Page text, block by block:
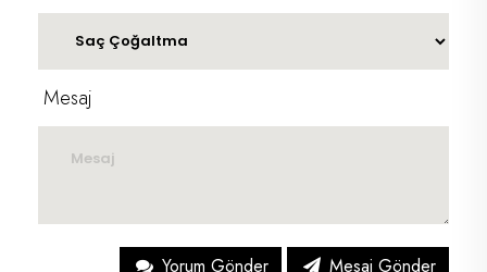
Mesaj
Yorum Gönder Mesaj Gönder